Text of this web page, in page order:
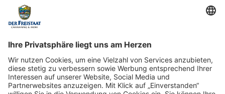
Newsletter: Jetzt auf
shop.derfreistaat.de anmelden und
einen 5€ Gutschein für unseren Online-
Shop erhalten!*